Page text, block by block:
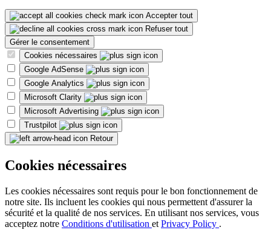
Accepter tout
Refuser tout
Gérer le consentement
Cookies nécessaires
Google AdSense
Google Analytics
Microsoft Clarity
Microsoft Advertising
Trustpilot
Retour
Cookies nécessaires
Les cookies nécessaires sont requis pour le bon fonctionnement de
notre site. Ils incluent les cookies qui nous permettent d'assurer la
sécurité et la qualité de nos services. En utilisant nos services, vous
acceptez notre Conditions d'utilisation et Privacy Policy .